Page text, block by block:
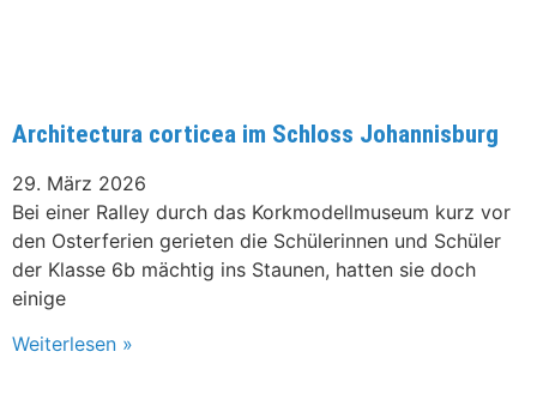
Architectura corticea im Schloss Johannisburg
29. März 2026
Bei einer Ralley durch das Korkmodellmuseum kurz vor
den Osterferien gerieten die Schülerinnen und Schüler
der Klasse 6b mächtig ins Staunen, hatten sie doch
einige
Weiterlesen »